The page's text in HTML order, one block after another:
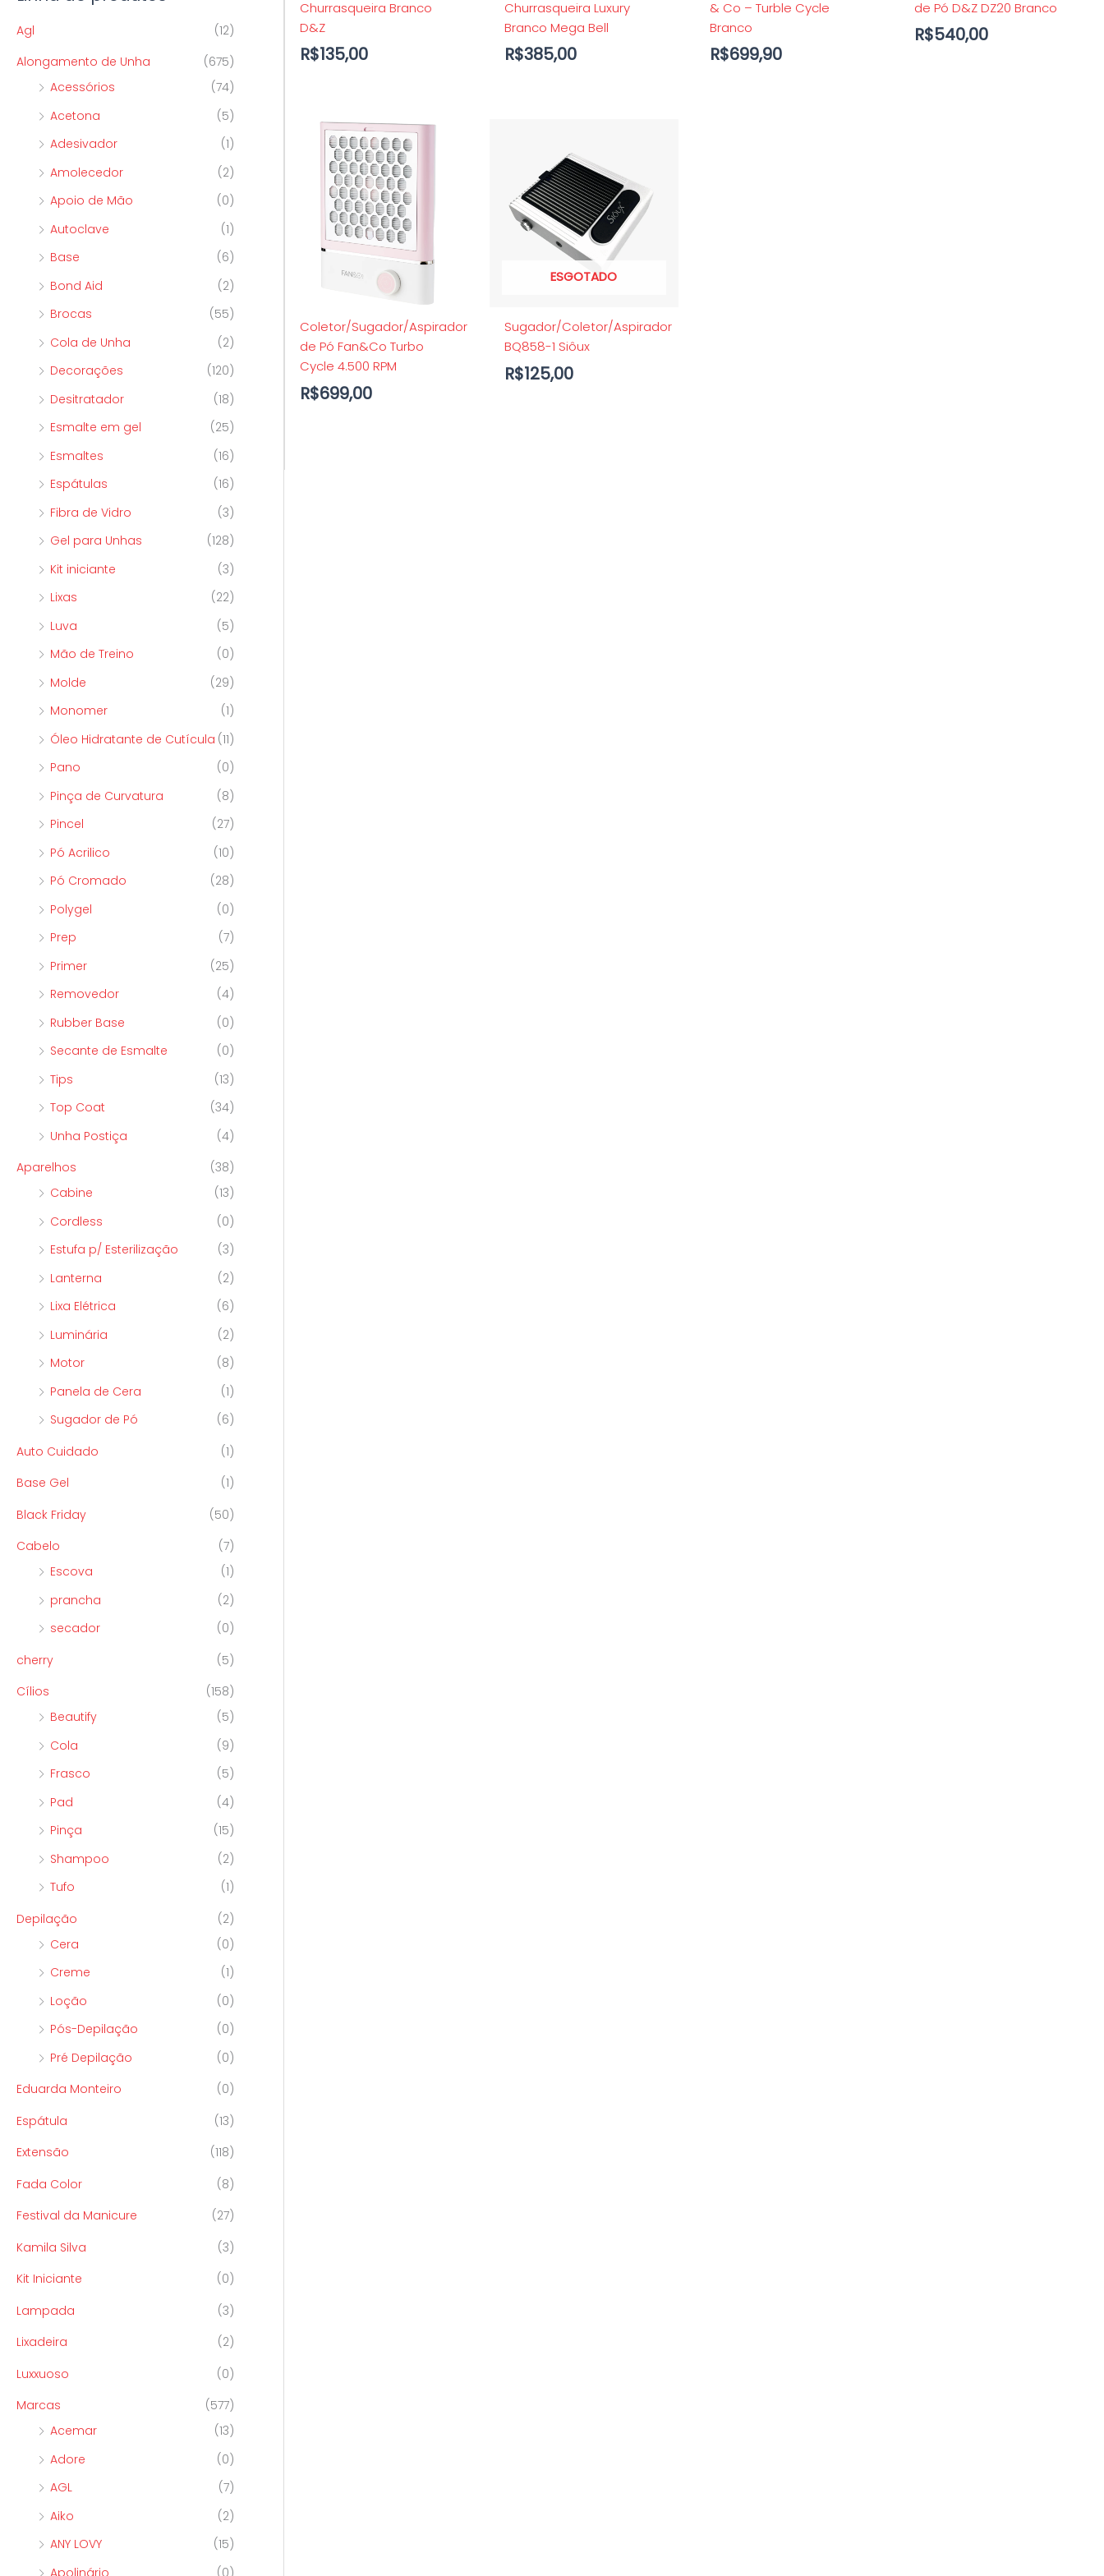
o
r
Agl
(12)
Alongamento de Unha
(675)
Acessórios
(74)
Acetona
(5)
Adesivador
(1)
Amolecedor
(2)
Apoio de Mão
(0)
Autoclave
(1)
Base
(6)
Bond Aid
(2)
Brocas
(55)
Cola de Unha
(2)
Decorações
(120)
Desitratador
(18)
Esmalte em gel
(25)
Esmaltes
(16)
Espátulas
(16)
Fibra de Vidro
(3)
Gel para Unhas
(128)
Kit iniciante
(3)
Lixas
(22)
Luva
(5)
Mão de Treino
(0)
Molde
(29)
Monomer
(1)
Óleo Hidratante de Cutícula (11)
Pano
(0)
Pinça de Curvatura
(8)
Pincel
(27)
Pó Acrilico
(10)
Pó Cromado
(28)
Polygel
(0)
Prep
(7)
Primer
(25)
Removedor
(4)
Rubber Base
(0)
Secante de Esmalte
(0)
Tips
(13)
Top Coat
(34)
Unha Postiça
(4)
Aparelhos
(38)
Cabine
(13)
Cordless
(0)
Estufa p/ Esterilização
(3)
Lanterna
(2)
Lixa Elétrica
(6)
Luminária
(2)
Motor
(8)
Panela de Cera
(1)
Sugador de Pó
(6)
Auto Cuidado
(1)
Base Gel
(1)
Black Friday
(50)
Cabelo
(7)
Escova
(1)
prancha
(2)
secador
(0)
cherry
(5)
Cílios
(158)
Beautify
(5)
Cola
(9)
Frasco
(5)
Pad
(4)
Pinça
(15)
Shampoo
(2)
Tufo
(1)
Depilação
(2)
Cera
(0)
Creme
(1)
Loção
(0)
Pós-Depilação
(0)
Pré Depilação
(0)
Eduarda Monteiro
(0)
Espátula
(13)
Extensão
(118)
Fada Color
(8)
Festival da Manicure
(27)
Kamila Silva
(3)
Kit Iniciante
(0)
Lampada
(3)
Lixadeira
(2)
Luxxuoso
(0)
Marcas
(577)
Acemar
(13)
Adore
(0)
AGL
(7)
Aiko
(2)
ANY LOVY
(15)
Apolinário
(0)
Churrasqueira Branco
D&Z
R$135,00
Churrasqueira Luxury
Branco Mega Bell
R$385,00
& Co – Turble Cycle
Branco
R$699,90
de Pó D&Z DZ20 Branco
R$540,00
Coletor/Sugador/Aspirador
de Pó Fan&Co Turbo
Cycle 4.500 RPM
R$699,00
ESGOTADO
Sugador/Coletor/Aspirador
BQ858-1 Siôux
R$125,00